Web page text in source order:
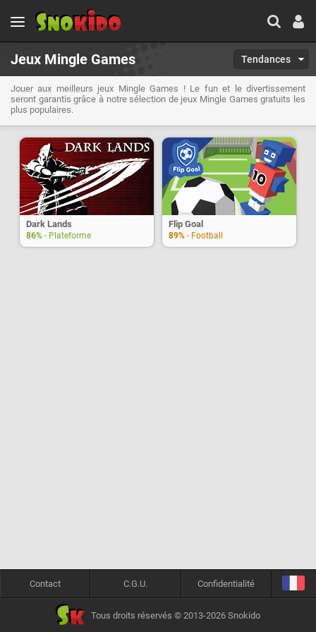
Jeux Mingle Games Tendances
Jouer aux meilleurs jeux Mingle Games ! Le fun et le divertissement
seront garantis grâce à notre sélection de jeux Mingle Games gratuits les
plus populaires.
Dark Lands
86% - Plateforme
Flip Goal
89% - Football
Contact C.G.U. Confidentialité
Tous droits réservés © 2013-2026 Snokido